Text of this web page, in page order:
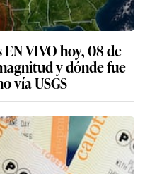
VIVO hoy, 08 de
y dónde fue
vía USGS